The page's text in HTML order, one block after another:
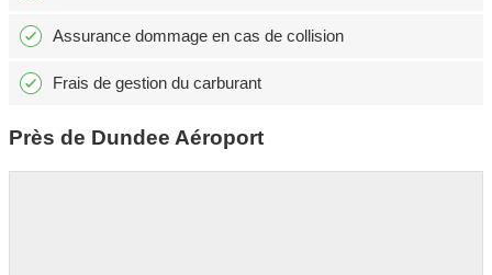
Assurance dommage en cas de collision
Frais de gestion du carburant
Près de Dundee Aéroport